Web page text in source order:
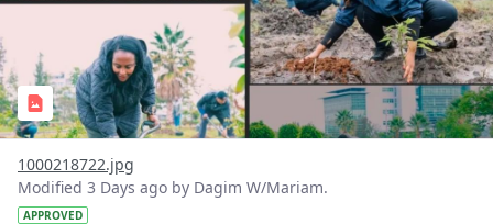
1000218722.jpg
Modified 3 Days ago by Dagim W/Mariam.
APPROVED